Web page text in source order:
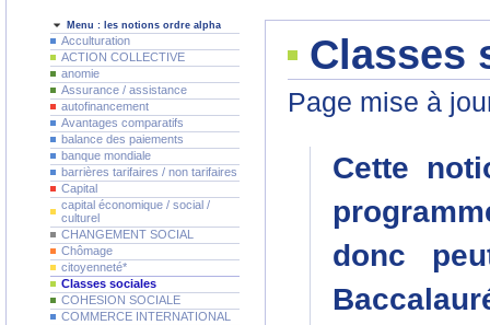
Menu : les notions ordre alpha
Acculturation
ACTION COLLECTIVE
anomie
Assurance / assistance
autofinancement
Avantages comparatifs
balance des paiements
banque mondiale
barrières tarifaires / non tarifaires
Capital
capital économique / social /
culturel
CHANGEMENT SOCIAL
Chômage
citoyenneté*
Classes sociales
COHESION SOCIALE
COMMERCE INTERNATIONAL
Classes
Page mise à
Cette
donc